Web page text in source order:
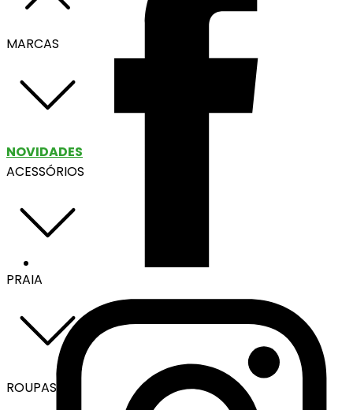
MARCAS
NOVIDADES
ACESSÓRIOS
PRAIA
ROUPAS